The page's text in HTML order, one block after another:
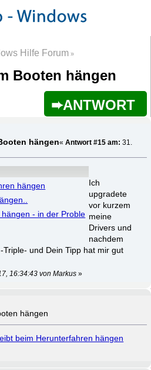
Hilfe Forum »
Booten hängen
ANTWORT
hängen«Antwort #15 am: 31.
hängen
- in der Proble
Ich
upgradete
vor kurzem
meine
Drivers und
nachdem
und Dein Tipp hat mir gut
16:34:43 von Markus »
hängen
beim Herunterfahren hängen